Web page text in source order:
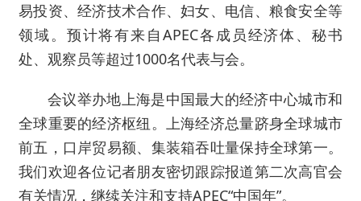
易投资、经济技术合作、妇女、电信、粮食安全等
领域。预计将有来自APEC各成员经济体、秘书
处、观察员等超过1000名代表与会。
会议举办地上海是中国最大的经济中心城市和
全球重要的经济枢纽。上海经济总量跻身全球城市
前五，口岸贸易额、集装箱吞吐量保持全球第一。
我们欢迎各位记者朋友密切跟踪报道第二次高官会
有关情况，继续关注和支持APEC“中国年”。